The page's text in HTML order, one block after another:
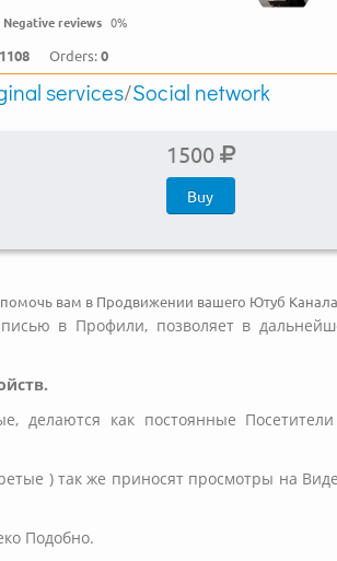
Negative reviews 0%
1108 Orders:0
services/Social network
1500
Buy
вам в Продвижении вашего Ютуб
в Профили, позволяет в
делаются как постоянные
) так же приносят просмотры на
Подобно.